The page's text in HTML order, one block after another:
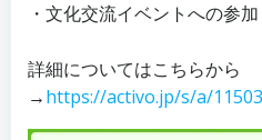
・文化交流イベントへの参加
詳細についてはこちらから
→https://activo.jp/s/a/